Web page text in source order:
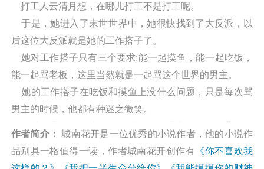
打工人云清月想，在哪儿打工不是打工呢。
于是，她进入了末世世界中，她很快找到了大反派，以
后这位大反派就是她的工作搭子了。
她对工作搭子只有三个要求:能一起摸鱼，能一起吃饭，
能一起骂老板，这里当然就是一起骂这个世界的男主。
她的工作搭子在吃饭和摸鱼上没什么问题，只是每次骂
男主的时候，他都有种迷之微笑。
作者简介： 城南花开是一位优秀的小说作者，他的小说作
品别具一格值得一读，作者城南花开创作有 《你不喜欢我